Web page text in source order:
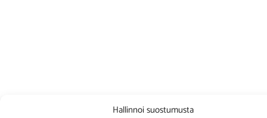
Hallinnoi suostumusta